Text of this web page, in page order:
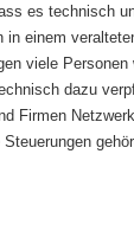
es technisch
einem
viele
dazu
Firmen